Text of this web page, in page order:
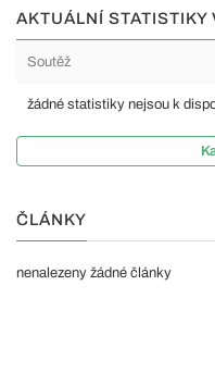
AKTUÁLNÍ
Soutěž
žádné statistiky nejsou k
ČLÁNKY
nenalezeny žádné články